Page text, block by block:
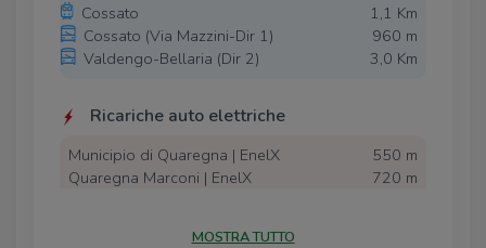
Cossato
1,1 Km
Cossato (Via Mazzini-Dir 1)
960 m
Valdengo-Bellaria (Dir 2)
3,0 Km
Ricariche auto elettriche
Municipio di Quaregna | EnelX
550 m
Quaregna Marconi | EnelX
720 m
MOSTRA TUTTO